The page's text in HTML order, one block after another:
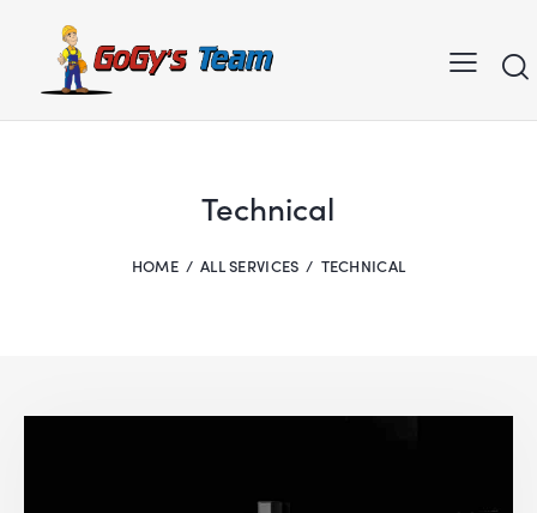
Technical
HOME ALL SERVICES TECHNICAL